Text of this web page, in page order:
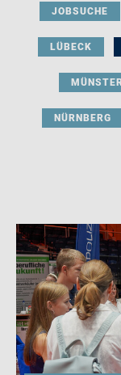
JOBSUCHE
LÜBECK
NÜRNBERG